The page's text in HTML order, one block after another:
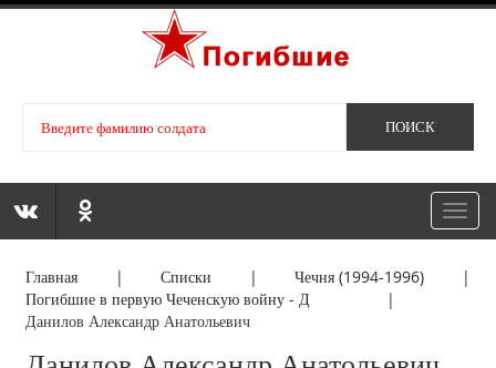
Главная |Списки |Чечня (1994-1996) |
Погибшие в первую Чеченскую войну - Д |
Данилов Александр Анатольевич